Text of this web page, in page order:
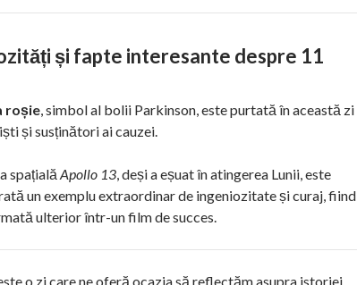
și fapte interesante despre 11
roșie, simbol al bolii Parkinson, este purtată în această zi
și susținători ai cauzei.
spațială Apollo 13, deși a eșuat în atingerea Lunii, este
un exemplu extraordinar de ingeniozitate și curaj, fiind
ulterior într-un film de succes.
o zi care ne oferă ocazia să reflectăm asupra istoriei,